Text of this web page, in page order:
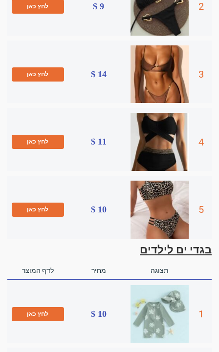
2
9 $ לחץ כאן
3
14 $ לחץ כאן
4
11 $ לחץ כאן
5
10 $ לחץ כאן
בגדי ים לילדים
תצוגה מחיר לדף המוצר
1
10 $ לחץ כאן